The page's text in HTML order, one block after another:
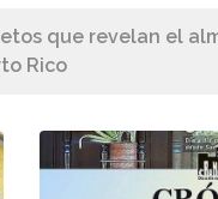
que revelan el
Rico